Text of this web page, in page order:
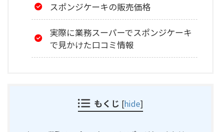
スポンジケーキの販売価格
実際に業務スーパーでスポンジケーキ
で見かけた口コミ情報
もくじ [hide]